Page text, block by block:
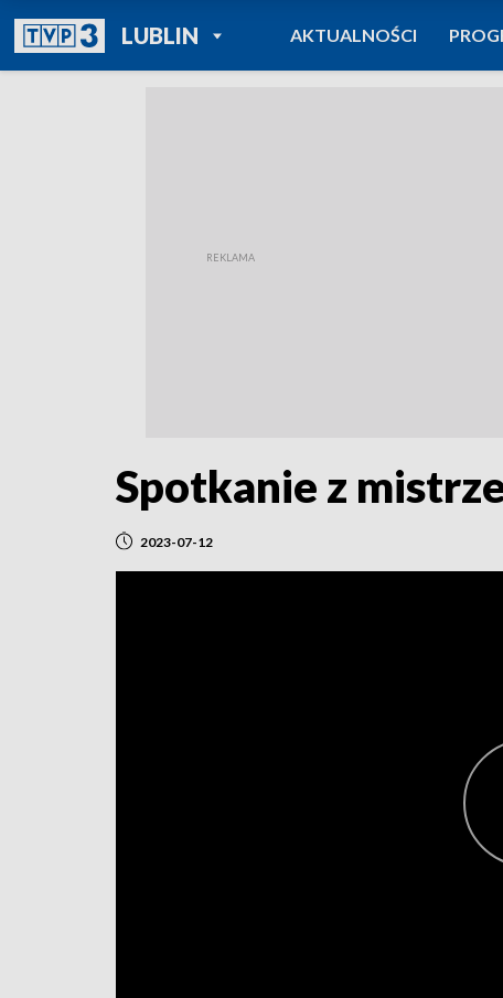
LUBLINPOWRÓT DO
TVP REGIONY
AKTUALNOŚCI
Spotkanie z
2023-07-12